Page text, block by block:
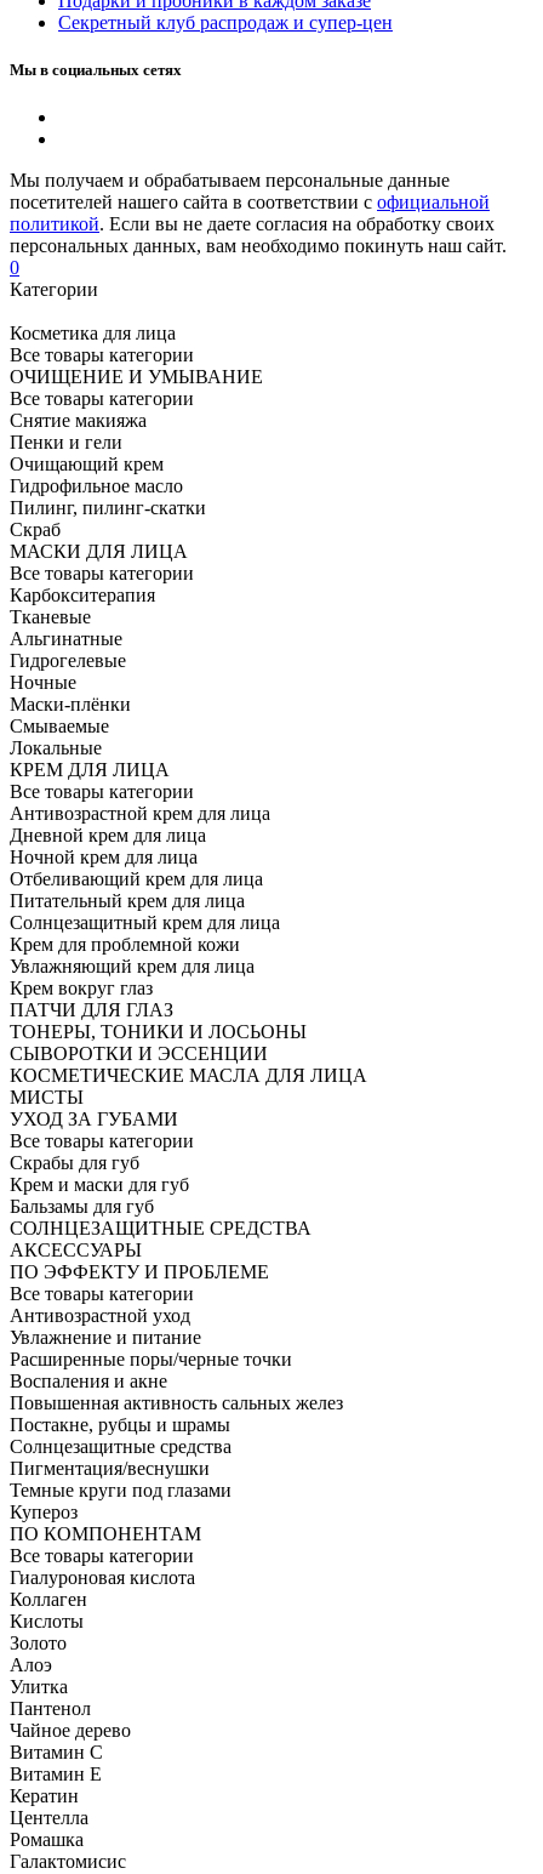
Секретный клуб распродаж и супер-цен
Мы в социальных сетях
Мы получаем и обрабатываем персональные данные
посетителей нашего сайта в соответствии с официальной
политикой. Если вы не даете согласия на обработку своих
персональных данных, вам необходимо покинуть наш сайт.
0
Категории
Косметика для лица
Все товары категории
ОЧИЩЕНИЕ И УМЫВАНИЕ
Все товары категории
Снятие макияжа
Пенки и гели
Очищающий крем
Гидрофильное масло
Пилинг, пилинг-скатки
Скраб
МАСКИ ДЛЯ ЛИЦА
Все товары категории
Карбокситерапия
Тканевые
Альгинатные
Гидрогелевые
Ночные
Маски-плёнки
Смываемые
Локальные
КРЕМ ДЛЯ ЛИЦА
Все товары категории
Антивозрастной крем для лица
Дневной крем для лица
Ночной крем для лица
Отбеливающий крем для лица
Питательный крем для лица
Солнцезащитный крем для лица
Крем для проблемной кожи
Увлажняющий крем для лица
Крем вокруг глаз
ПАТЧИ ДЛЯ ГЛАЗ
ТОНЕРЫ, ТОНИКИ И ЛОСЬОНЫ
СЫВОРОТКИ И ЭССЕНЦИИ
КОСМЕТИЧЕСКИЕ МАСЛА ДЛЯ ЛИЦА
МИСТЫ
УХОД ЗА ГУБАМИ
Все товары категории
Скрабы для губ
Крем и маски для губ
Бальзамы для губ
СОЛНЦЕЗАЩИТНЫЕ СРЕДСТВА
АКСЕССУАРЫ
ПО ЭФФЕКТУ И ПРОБЛЕМЕ
Все товары категории
Антивозрастной уход
Увлажнение и питание
Расширенные поры/черные точки
Воспаления и акне
Повышенная активность сальных желез
Постакне, рубцы и шрамы
Солнцезащитные средства
Пигментация/веснушки
Темные круги под глазами
Купероз
ПО КОМПОНЕНТАМ
Все товары категории
Гиалуроновая кислота
Коллаген
Кислоты
Золото
Алоэ
Улитка
Пантенол
Чайное дерево
Витамин C
Витамин Е
Кератин
Центелла
Ромашка
Галактомисис